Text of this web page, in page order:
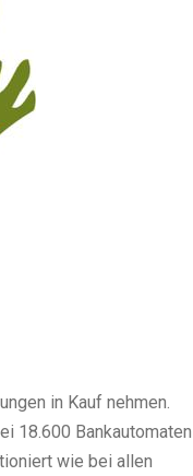
in Kauf nehmen.
18.600 Bankautomaten
wie bei allen